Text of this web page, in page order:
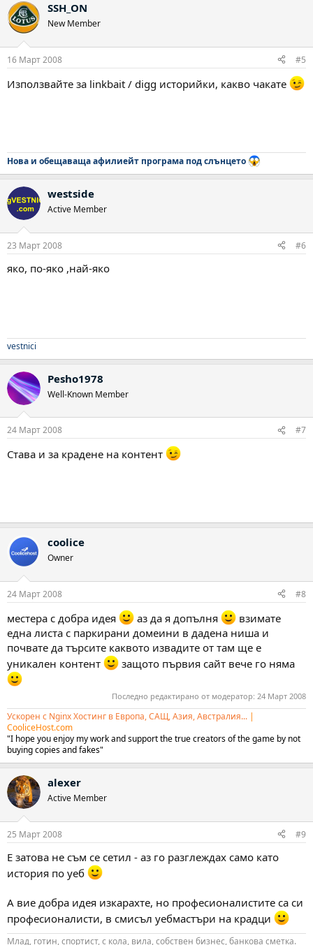
SSH_ON
New Member
16 Март 2008 #5
Използвайте за linkbait / digg историйки, какво чакате
Нова и обещаваща афилиейт програма под слънцето
westside
Active Member
23 Март 2008 #6
яко, по-яко ,най-яко
vestnici
Pesho1978
Well-Known Member
24 Март 2008 #7
Става и за крадене на контент
coolice
Owner
24 Март 2008 #8
местера с добра идея аз да я допълня
взимате
една листа с паркирани домеини в дадена ниша и
почвате да търсите каквото извадите от там ще е
уникален контент
защото първия сайт вече го няма
Последно редактирано от модератор: 24 Март 2008
Ускорен с Nginx Хостинг в Европа, САЩ, Азия, Австралия... |
CooliceHost.com
"I hope you enjoy my work and support the true creators of the game by not
buying copies and fakes"
alexer
Active Member
25 Март 2008 #9
Е затова не съм се сетил - аз го разглеждах само като
история по уеб
А вие добра идея изкарахте, но професионалистите са си
професионалисти, в смисъл уебмастъри на крадци
Млад, готин, спортист, с кола, вила, собствен бизнес, банкова сметка.